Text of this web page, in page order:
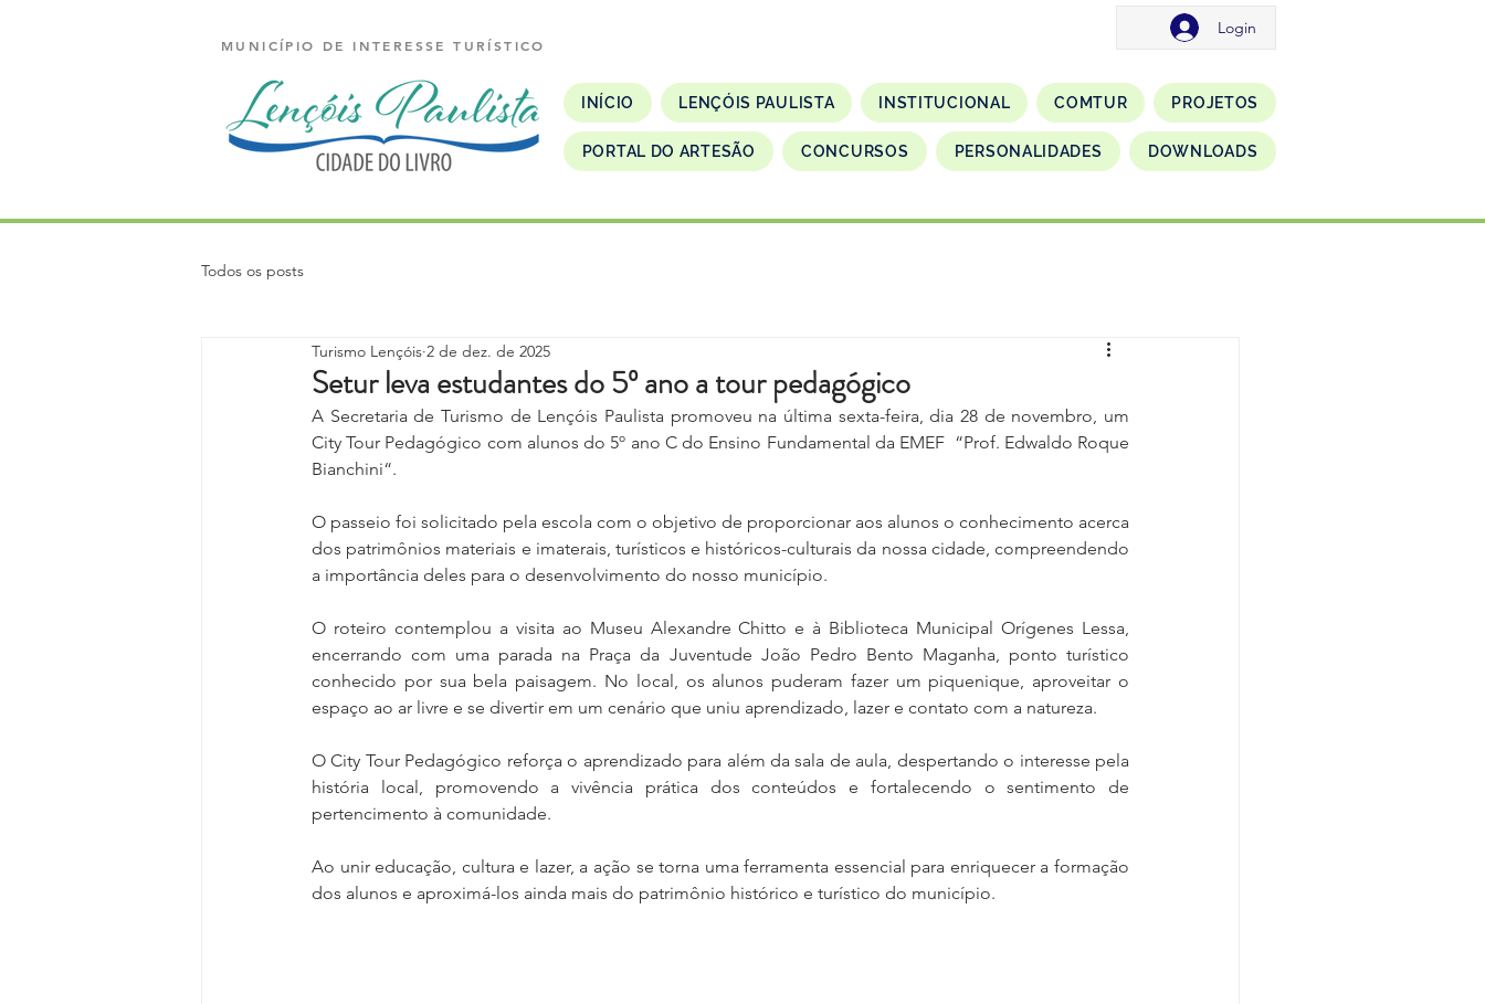
MUNICÍPIO DE INTERESSE TURÍSTICO
INÍCIO LENÇÓIS PAULISTA INSTITUCIONAL COMTUR PROJETOS
PORTAL DO ARTESÃO CONCURSOS PERSONALIDADES DOWNLOADS
Login
Todos os posts
Setur leva estudantes do 5º ano a tour pedagógico
Turismo Lençóis 2 de dez. de 2025
A Secretaria de Turismo de Lençóis Paulista promoveu na última sexta-feira, dia 28 de novembro, um
City Tour Pedagógico com alunos do 5º ano C do Ensino Fundamental da EMEF  “Prof. Edwaldo Roque
Bianchini“.
O passeio foi solicitado pela escola com o objetivo de proporcionar aos alunos o conhecimento acerca
dos patrimônios materiais e imaterais, turísticos e históricos-culturais da nossa cidade, compreendendo
a importância deles para o desenvolvimento do nosso município.
O roteiro contemplou a visita ao Museu Alexandre Chitto e à Biblioteca Municipal Orígenes Lessa,
encerrando com uma parada na Praça da Juventude João Pedro Bento Maganha, ponto turístico
conhecido por sua bela paisagem. No local, os alunos puderam fazer um piquenique, aproveitar o
espaço ao ar livre e se divertir em um cenário que uniu aprendizado, lazer e contato com a natureza.
O City Tour Pedagógico reforça o aprendizado para além da sala de aula, despertando o interesse pela
história local, promovendo a vivência prática dos conteúdos e fortalecendo o sentimento de
pertencimento à comunidade.
Ao unir educação, cultura e lazer, a ação se torna uma ferramenta essencial para enriquecer a formação
dos alunos e aproximá-los ainda mais do patrimônio histórico e turístico do município.